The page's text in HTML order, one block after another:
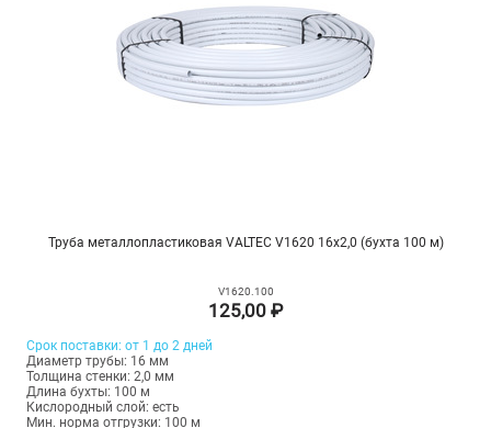
Труба металлопластиковая VALTEC V1620 16х2,0 (бухта 100 м)
V1620.100
125,00 ₽
Срок поставки: от 1 до 2 дней
Диаметр трубы: 16 мм
Толщина стенки: 2,0 мм
Длина бухты: 100 м
Кислородный слой: есть
Мин. норма отгрузки: 100 м